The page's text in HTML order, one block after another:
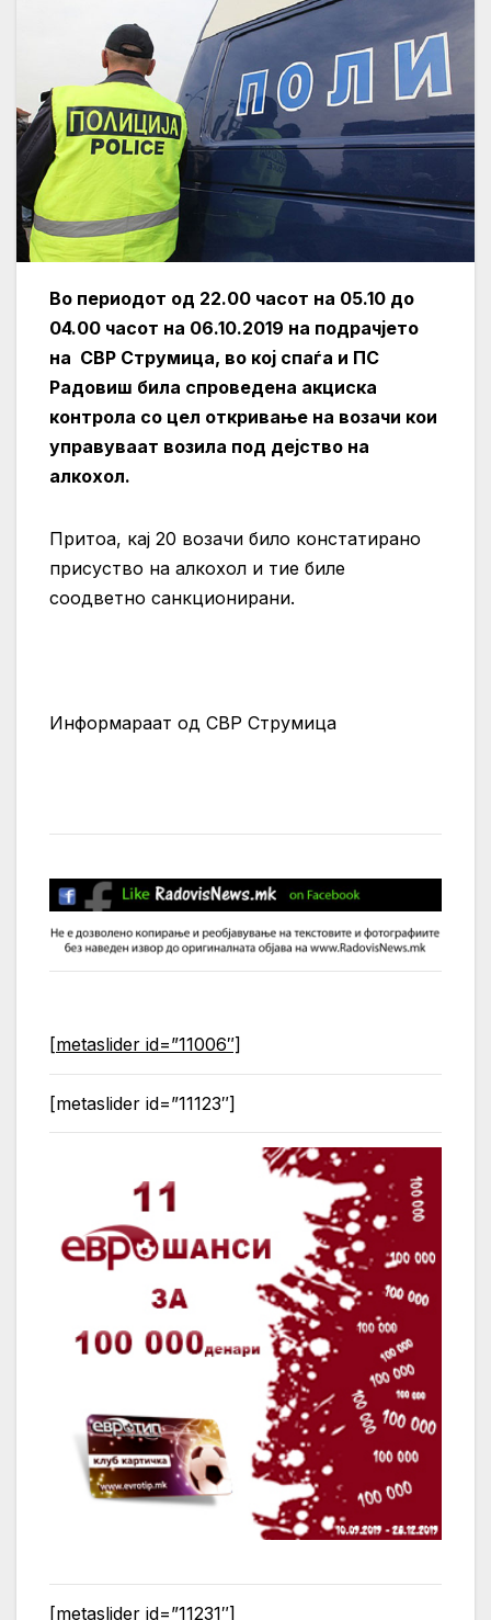
Во периодот од 22.00 часот на 05.10 до
04.00 часот на 06.10.2019 на подрачјето
на СВР Струмица, во кој спаѓа и ПС
Радовиш била спроведена акциска
контрола со цел откривање на возачи кои
управуваат возила под дејство на
алкохол.
Притоа, кај 20 возачи било констатирано
присуство на алкохол и тие биле
соодветно санкционирани.
Информараат од СВР Струмица
[metaslider id=”11006″]
[metaslider id=”11123″]
[metaslider id=”11231″]